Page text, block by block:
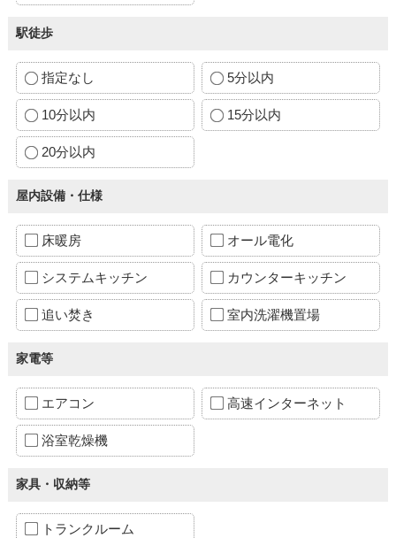
駅徒歩
指定なし 5分以内
10分以内 15分以内
20分以内
屋内設備・仕様
床暖房 オール電化
システムキッチン カウンターキッチン
追い焚き 室内洗濯機置場
家電等
エアコン 高速インターネット
浴室乾燥機
家具・収納等
トランクルーム